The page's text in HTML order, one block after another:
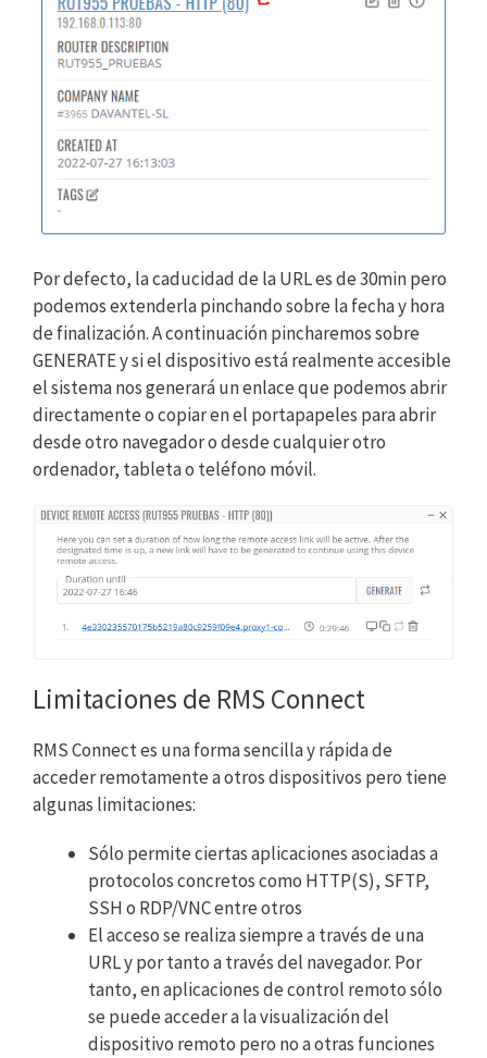
Por defecto, la caducidad de la URL es de 30min pero
podemos extenderla pinchando sobre la fecha y hora
de finalización. A continuación pincharemos sobre
GENERATE y si el dispositivo está realmente accesible
el sistema nos generará un enlace que podemos abrir
directamente o copiar en el portapapeles para abrir
desde otro navegador o desde cualquier otro
ordenador, tableta o teléfono móvil.
Limitaciones de RMS Connect
RMS Connect es una forma sencilla y rápida de
acceder remotamente a otros dispositivos pero tiene
algunas limitaciones:
Sólo permite ciertas aplicaciones asociadas a
protocolos concretos como HTTP(S), SFTP,
SSH o RDP/VNC entre otros
El acceso se realiza siempre a través de una
URL y por tanto a través del navegador. Por
tanto, en aplicaciones de control remoto sólo
se puede acceder a la visualización del
dispositivo remoto pero no a otras funciones